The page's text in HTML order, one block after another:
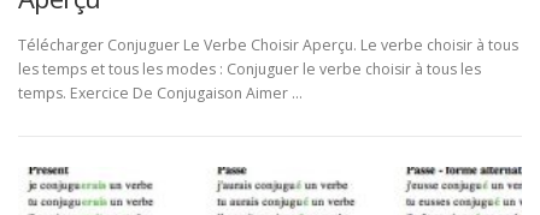
Télécharger Conjuguer Le Verbe Choisir Aperçu. Le verbe choisir à tous
les temps et tous les modes : Conjuguer le verbe choisir à tous les
temps. Exercice De Conjugaison Aimer …